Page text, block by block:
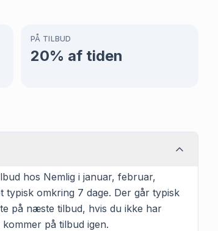
PÅ TILBUD
20% af tiden
hos Nemlig i januar, februar,
omkring 7 dage. Der går typisk
på næste tilbud, hvis du ikke har
på tilbud igen.